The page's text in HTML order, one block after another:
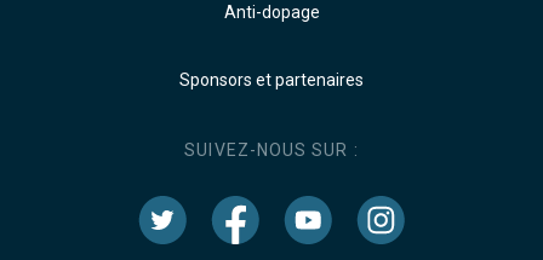
Anti-dopage
Sponsors et partenaires
SUIVEZ-NOUS SUR :